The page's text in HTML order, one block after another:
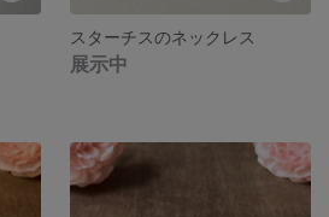
スターチスのネックレス
展示中